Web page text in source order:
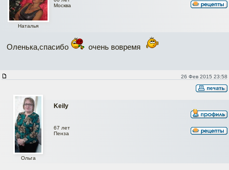
Наталья
Москва
Оленька,спасибо очень вовремя
26 Фев 2015 23:58
Keily
Ольга
67 лет
Пенза